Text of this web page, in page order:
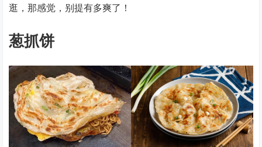
逛，那感觉，别提有多爽了！
葱抓饼